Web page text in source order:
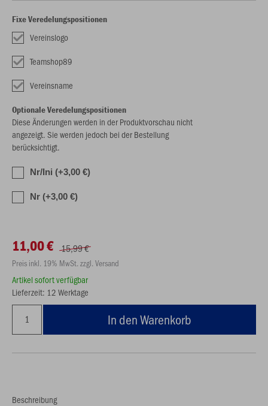
Fixe Veredelungspositionen
Vereinslogo
Teamshop89
Vereinsname
Optionale Veredelungspositionen
Diese Änderungen werden in der Produktvorschau nicht
angezeigt. Sie werden jedoch bei der Bestellung
berücksichtigt.
Nr/Ini (+3,00 €)
Nr (+3,00 €)
11,00 € 15,99 €
Preis inkl. 19% MwSt. zzgl. Versand
Artikel sofort verfügbar
Lieferzeit: 12 Werktage
In den Warenkorb
Beschreibung